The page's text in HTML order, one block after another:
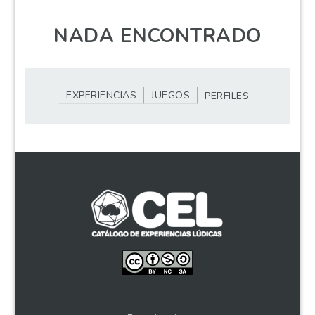
NADA ENCONTRADO
EXPERIENCIAS JUEGOS PERFILES